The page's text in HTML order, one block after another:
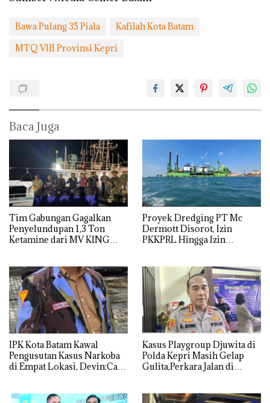
Bawa Pulang 35 Piala
Kafilah Kota Batam
MTQ VIII Provinsi Kepri
Baca Juga
Tim Gabungan Gagalkan
Penyelundupan 1,3 Ton
Ketamine dari MV KING
Proyek Dredging PT Mc
Dermott Disorot, Izin
PKKPRL Hingga Izin
IPK Kota Batam Kawal
Pengusutan Kasus Narkoba
di Empat Lokasi, Devin:Cari
Kasus Playgroup Djuwita di
Polda Kepri Masih Gelap
Gulita,Perkara Jalan di